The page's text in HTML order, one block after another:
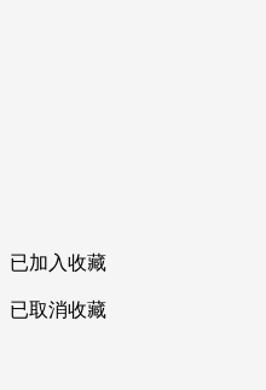
已加入收藏
已取消收藏